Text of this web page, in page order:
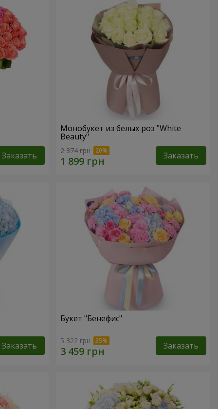
Заказать
Монобукет из белых роз "White
Beauty"
2 374 грн Заказать
Заказать
Букет "Бенефис"
5 322 грн Заказать